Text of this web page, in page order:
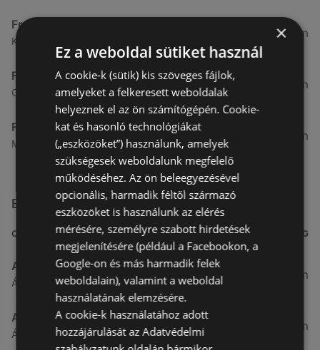
Fressnapf-Hungária Kft.
Királyhidai út 67. 67, 9200 Mosonmagyaróvár
58,81 km
Fressnapf-Hungária Kft.
Celli út 21. 21, 8500 Pápa
80,96 km
Fressnapf-Hungária Kft.
Malomszéki út 7 9, 9024 Győr
83,25 km
Egyéb Szupermarketek üzletek a közelben
CÍM TÁVOLSÁG
Aldi
Ágfalvi út 4/A., 9400 Sopron
3,26 km
ALDI
Ágfalvi út 4/a, 9400 Sopron
3,26 km
×
Ez a weboldal sütiket használ
A cookie-k (sütik) kis szöveges fájlok,
amelyeket a felkeresett weboldalak
helyeznek el az ön számítógépén. Cookie-
kat és hasonló technológiákat
(„eszközöket”) használunk, amelyek
szükségesek weboldalunk megfelelő
működéséhez. Az ön beleegyezésével
opcionális, harmadik féltől származó
eszközöket is használunk az elérés
mérésére, személyre szabott hirdetések
megjelenítésére (például a Facebookon, a
Google-on és más harmadik felek
weboldalain), valamint a weboldal
használatának elemzésére.
A cookie-k használatához adott
hozzájárulását az Adatvédelmi